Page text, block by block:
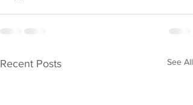
Recent Posts See All